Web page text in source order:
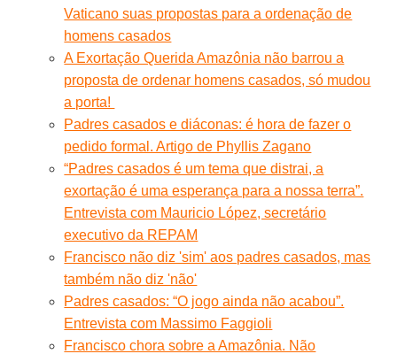
Vaticano suas propostas para a ordenação de
homens casados
A Exortação Querida Amazônia não barrou a
proposta de ordenar homens casados, só mudou
a porta!
Padres casados e diáconas: é hora de fazer o
pedido formal. Artigo de Phyllis Zagano
“Padres casados é um tema que distrai, a
exortação é uma esperança para a nossa terra”.
Entrevista com Mauricio López, secretário
executivo da REPAM
Francisco não diz 'sim' aos padres casados, mas
também não diz 'não'
Padres casados: “O jogo ainda não acabou”.
Entrevista com Massimo Faggioli
Francisco chora sobre a Amazônia. Não